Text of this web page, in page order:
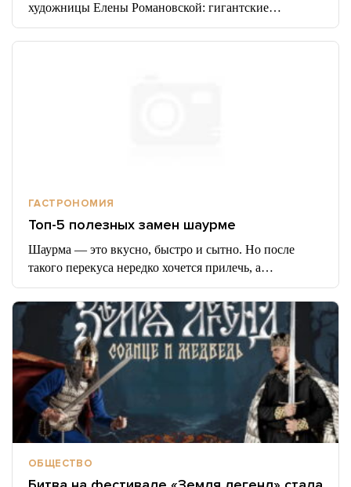
художницы Елены Романовской: гигантские…
ГАСТРОНОМИЯ
Топ-5 полезных замен шаурме
Шаурма — это вкусно, быстро и сытно. Но после
такого перекуса нередко хочется прилечь, а…
ОБЩЕСТВО